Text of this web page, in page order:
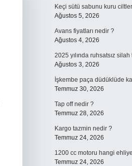
Keçi sütü sabunu kuru
Ağustos 5, 2026
Avans fiyatları nedir ?
Ağustos 4, 2026
2025 yılında ruhsatsız silah
Ağustos 3, 2026
İşkembe paça düdüklüde
Temmuz 30, 2026
Tap off nedir ?
Temmuz 28, 2026
Kargo tazmin nedir ?
Temmuz 24, 2026
1200 cc motoru hangi
Temmuz 24, 2026